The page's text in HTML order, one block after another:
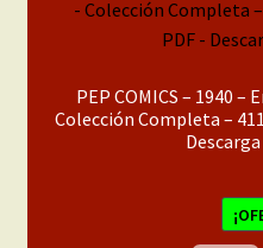
PEP COMICS – 1940 –
Colección Completa –